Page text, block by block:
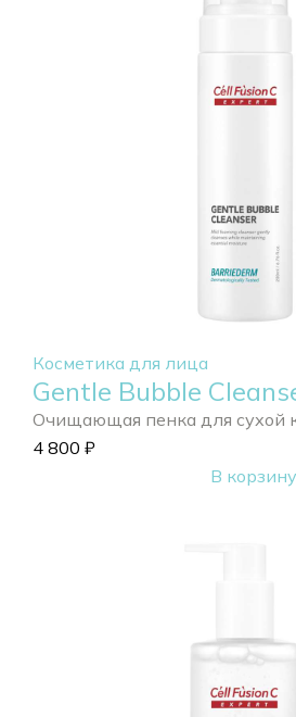
Косметика для лица
Gentle Bubble
Очищающая пенка для сухой
4 800 ₽
В корзину